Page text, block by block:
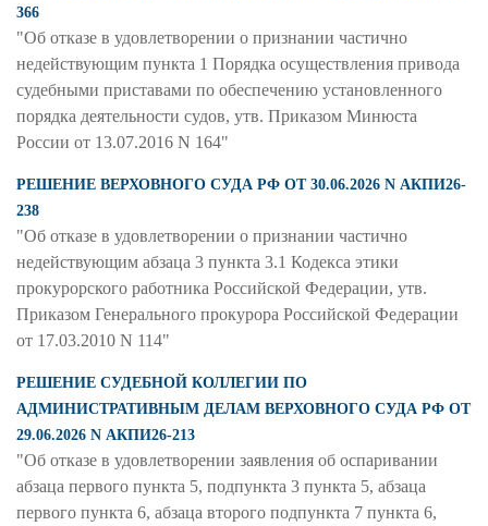
366
"Об отказе в удовлетворении о признании частично
недействующим пункта 1 Порядка осуществления привода
судебными приставами по обеспечению установленного
порядка деятельности судов, утв. Приказом Минюста
России от 13.07.2016 N 164"
РЕШЕНИЕ ВЕРХОВНОГО СУДА РФ ОТ 30.06.2026 N АКПИ26-
238
"Об отказе в удовлетворении о признании частично
недействующим абзаца 3 пункта 3.1 Кодекса этики
прокурорского работника Российской Федерации, утв.
Приказом Генерального прокурора Российской Федерации
от 17.03.2010 N 114"
РЕШЕНИЕ СУДЕБНОЙ КОЛЛЕГИИ ПО
АДМИНИСТРАТИВНЫМ ДЕЛАМ ВЕРХОВНОГО СУДА РФ ОТ
29.06.2026 N АКПИ26-213
"Об отказе в удовлетворении заявления об оспаривании
абзаца первого пункта 5, подпункта 3 пункта 5, абзаца
первого пункта 6, абзаца второго подпункта 7 пункта 6,